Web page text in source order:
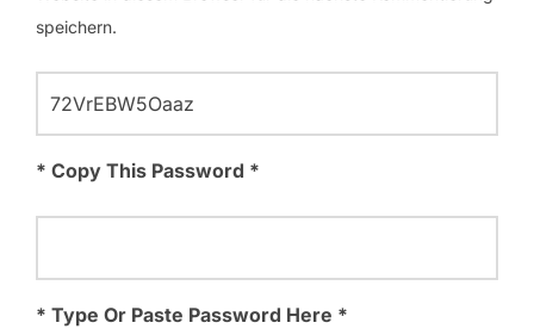
speichern.
* Copy This Password *
* Type Or Paste Password Here *